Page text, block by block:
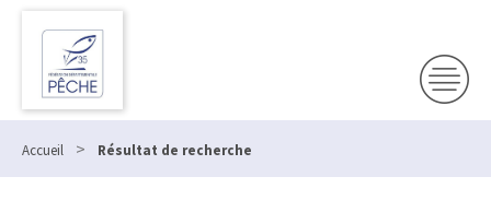
Accueil > Résultat de recherche